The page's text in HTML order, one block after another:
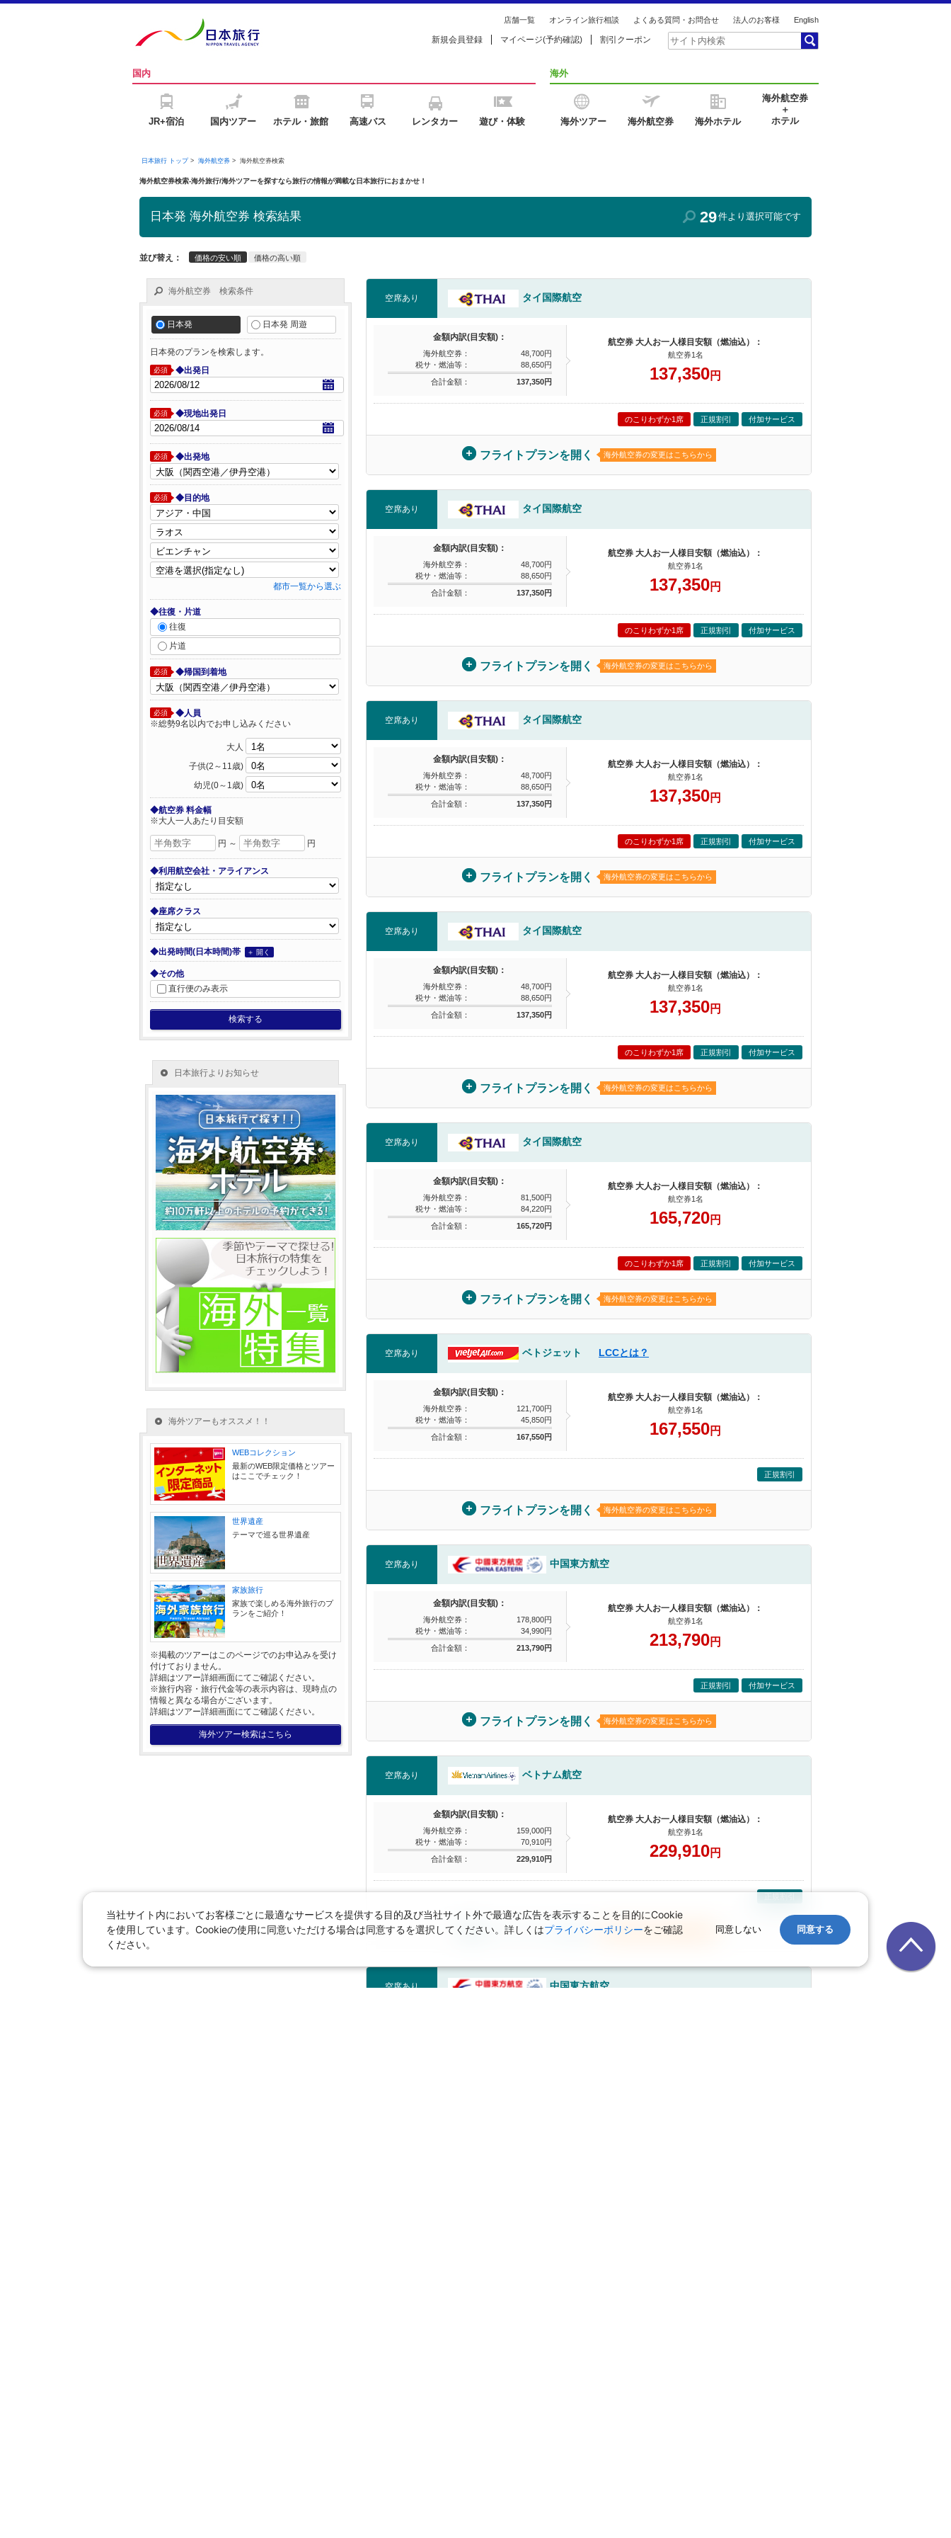
店舗一覧 オンライン旅行相談 よくある質問・お問合せ 法人のお客様 English
新規会員登録 マイページ(予約確認) 割引クーポン
国内
JR+宿泊 国内ツアー ホテル・旅館 高速バス レンタカー 遊び・体験
海外
海外ツアー 海外航空券 海外ホテル
海外航空券
＋
ホテル
日本旅行 トップ> 海外航空券> 海外航空券検索
海外航空券検索-海外旅行/海外ツアーを探すなら旅行の情報が満載な日本旅行におまかせ！
日本発 海外航空券 検索結果 29件より選択可能です
並び替え： 価格の安い順 価格の高い順
空席あり タイ国際航空
金額内訳(目安額)：
海外航空券：
48,700円
税サ・燃油等：
88,650円
合計金額：
137,350円
航空券 大人お一人様目安額（燃油込）：
航空券1名
137,350円
のこりわずか1席 正規割引 付加サービス
フライトプランを開く 海外航空券の変更はこちらから
空席あり タイ国際航空
金額内訳(目安額)：
海外航空券：
48,700円
税サ・燃油等：
88,650円
合計金額：
137,350円
航空券 大人お一人様目安額（燃油込）：
航空券1名
137,350円
のこりわずか1席 正規割引 付加サービス
フライトプランを開く 海外航空券の変更はこちらから
空席あり タイ国際航空
金額内訳(目安額)：
海外航空券：
48,700円
税サ・燃油等：
88,650円
合計金額：
137,350円
航空券 大人お一人様目安額（燃油込）：
航空券1名
137,350円
のこりわずか1席 正規割引 付加サービス
フライトプランを開く 海外航空券の変更はこちらから
空席あり タイ国際航空
金額内訳(目安額)：
海外航空券：
48,700円
税サ・燃油等：
88,650円
合計金額：
137,350円
航空券 大人お一人様目安額（燃油込）：
航空券1名
137,350円
のこりわずか1席 正規割引 付加サービス
フライトプランを開く 海外航空券の変更はこちらから
空席あり タイ国際航空
金額内訳(目安額)：
海外航空券：
81,500円
税サ・燃油等：
84,220円
合計金額：
165,720円
航空券 大人お一人様目安額（燃油込）：
航空券1名
165,720円
のこりわずか1席 正規割引 付加サービス
フライトプランを開く 海外航空券の変更はこちらから
空席あり ベトジェット LCCとは？
金額内訳(目安額)：
海外航空券：
121,700円
税サ・燃油等：
45,850円
合計金額：
167,550円
航空券 大人お一人様目安額（燃油込）：
航空券1名
167,550円
正規割引
フライトプランを開く 海外航空券の変更はこちらから
空席あり 中国東方航空
金額内訳(目安額)：
海外航空券：
178,800円
税サ・燃油等：
34,990円
合計金額：
213,790円
航空券 大人お一人様目安額（燃油込）：
航空券1名
213,790円
正規割引 付加サービス
フライトプランを開く 海外航空券の変更はこちらから
空席あり ベトナム航空
金額内訳(目安額)：
海外航空券：
159,000円
税サ・燃油等：
70,910円
合計金額：
229,910円
航空券 大人お一人様目安額（燃油込）：
航空券1名
229,910円
フライトプランを開く 海外航空券の変更はこちらから
空席あり 中国東方航空
海外航空券 検索条件
日本発 日本発 周遊
日本発のプランを検索します。
必須 ◆出発日
必須 ◆現地出発日
必須 ◆出発地
必須 ◆目的地
都市一覧から選ぶ
◆往復・片道
往復
片道
必須 ◆帰国到着地
必須
◆人員
※総勢9名以内でお申し込みください
大人
子供(2～11歳)
幼児(0～1歳)
◆航空券 料金幅
※大人一人あたり目安額
円 ～ 円
◆利用航空会社・アライアンス
◆座席クラス
◆出発時間(日本時間)帯 ＋ 開く
◆その他
直行便のみ表示
検索する
海外ツアーもオススメ！！
WEBコレクション
最新のWEB限定価格とツアー
はここでチェック！
世界遺産
テーマで巡る世界遺産
家族旅行
家族で楽しめる海外旅行のプ
ランをご紹介！
※掲載のツアーはこのページでのお申込みを受け
付けておりません。
詳細はツアー詳細画面にてご確認ください。
※旅行内容・旅行代金等の表示内容は、現時点の
情報と異なる場合がございます。
詳細はツアー詳細画面にてご確認ください。
海外ツアー検索はこちら
当社サイト内においてお客様ごとに最適なサービスを提供する目的及び当社サイト外で最適な広告を表示することを目的にCookie
を使用しています。Cookieの使用に同意いただける場合は同意するを選択してください。詳しくはプライバシーポリシーをご確認
ください。
同意しない 同意する